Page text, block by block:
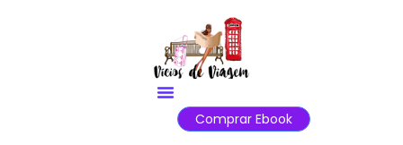
Comprar Ebook